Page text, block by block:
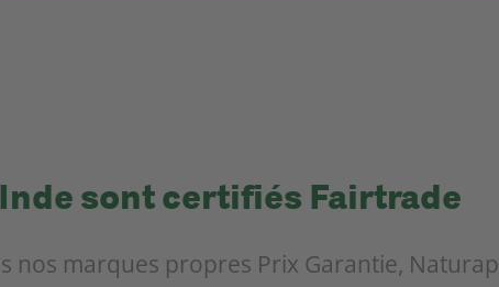
sont certifiés Fairtrade
nos marques propres Prix Garantie,